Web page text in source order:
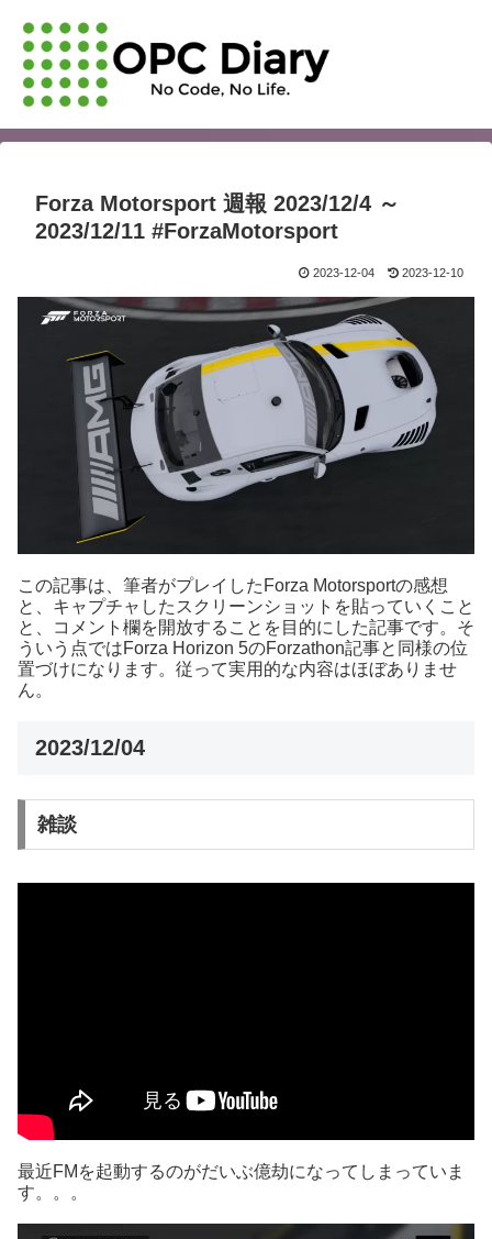
Forza Motorsport 週報 2023/12/4 ～
2023/12/11 #ForzaMotorsport
2023-12-04 2023-12-10
この記事は、筆者がプレイしたForza Motorsportの感想
と、キャプチャしたスクリーンショットを貼っていくこと
と、コメント欄を開放することを目的にした記事です。そ
ういう点ではForza Horizon 5のForzathon記事と同様の位
置づけになります。従って実用的な内容はほぼありませ
ん。
2023/12/04
雑談
最近FMを起動するのがだいぶ億劫になってしまっていま
す。。。